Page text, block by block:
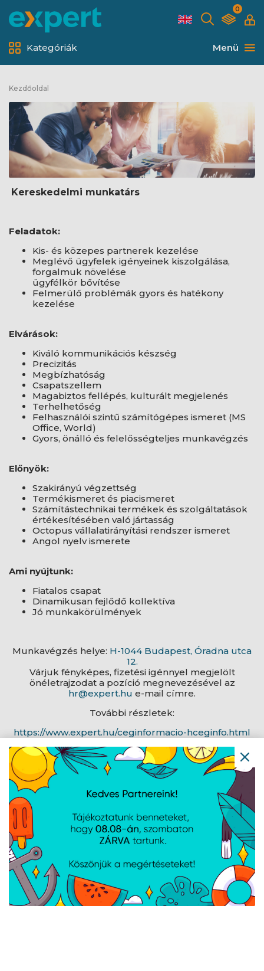
0
Menü
Kategóriák
Kezdőoldal
Kereskedelmi munkatárs
Feladatok:
Kis- és közepes partnerek kezelése
Meglévő ügyfelek igényeinek kiszolgálása,
forgalmuk növelése
ügyfélkör bővítése
Felmerülő problémák gyors és hatékony
kezelése
Elvárások:
Kiváló kommunikációs készség
Precizitás
Megbízhatóság
Csapatszellem
Magabiztos fellépés, kulturált megjelenés
Terhelhetőség
Felhasználói szintű számítógépes ismeret (MS
Office, World)
Gyors, önálló és felelősségteljes munkavégzés
Előnyök:
Szakirányú végzettség
Termékismeret és piacismeret
Számítástechnikai termékek és szolgáltatások
értékesítésében való jártasság
Octopus vállalatirányítási rendszer ismeret
Angol nyelv ismerete
Ami nyújtunk:
Fiatalos csapat
Dinamikusan fejlődő kollektíva
Jó munkakörülmények
Munkavégzés helye: H-1044 Budapest, Óradna utca
12.
Várjuk fényképes, fizetési igénnyel megjelölt
önéletrajzodat a pozíció megnevezésével az
hr@expert.hu e-mail címre.
További részletek:
https://www.expert.hu/ceginformacio-hceginfo.html
Navigáció
Hírek
Újdonságok
Kapcsolat
Letöltések
Gyártóink
Információ